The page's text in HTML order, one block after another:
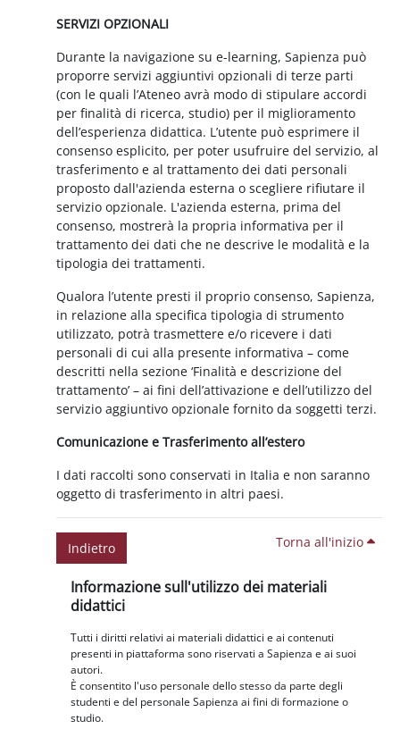
SERVIZI OPZIONALI
Durante la navigazione su e-learning, Sapienza può
proporre servizi aggiuntivi opzionali di terze parti
(con le quali l’Ateneo avrà modo di stipulare accordi
per finalità di ricerca, studio) per il miglioramento
dell’esperienza didattica. L’utente può esprimere il
consenso esplicito, per poter usufruire del servizio, al
trasferimento e al trattamento dei dati personali
proposto dall'azienda esterna o scegliere rifiutare il
servizio opzionale. L'azienda esterna, prima del
consenso, mostrerà la propria informativa per il
trattamento dei dati che ne descrive le modalità e la
tipologia dei trattamenti.
Qualora l’utente presti il proprio consenso, Sapienza,
in relazione alla specifica tipologia di strumento
utilizzato, potrà trasmettere e/o ricevere i dati
personali di cui alla presente informativa – come
descritti nella sezione ‘Finalità e descrizione del
trattamento’ – ai fini dell’attivazione e dell’utilizzo del
servizio aggiuntivo opzionale fornito da soggetti terzi.
Comunicazione e Trasferimento all’estero
I dati raccolti sono conservati in Italia e non saranno
oggetto di trasferimento in altri paesi.
Indietro Torna all'inizio
Blocchi
Informazione sull'utilizzo dei materiali
didattici
Tutti i diritti relativi ai materiali didattici e ai contenuti
presenti in piattaforma sono riservati a Sapienza e ai suoi
autori.
È consentito l'uso personale dello stesso da parte degli
studenti e del personale Sapienza ai fini di formazione o
studio.